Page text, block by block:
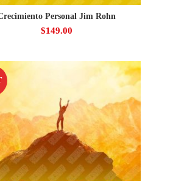
Personal Jim Rohn
$149.00